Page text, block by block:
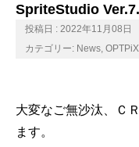
SpriteStudio
投稿日 : 2022年11月08日
カテゴリー: News,
大変なご無沙汰、Ｃ
ます。